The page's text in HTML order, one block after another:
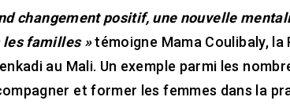
changement positif, une nouvelle
les familles »témoigne Mama Coulibaly,
au Mali. Un exemple parmi les
et former les femmes dans la